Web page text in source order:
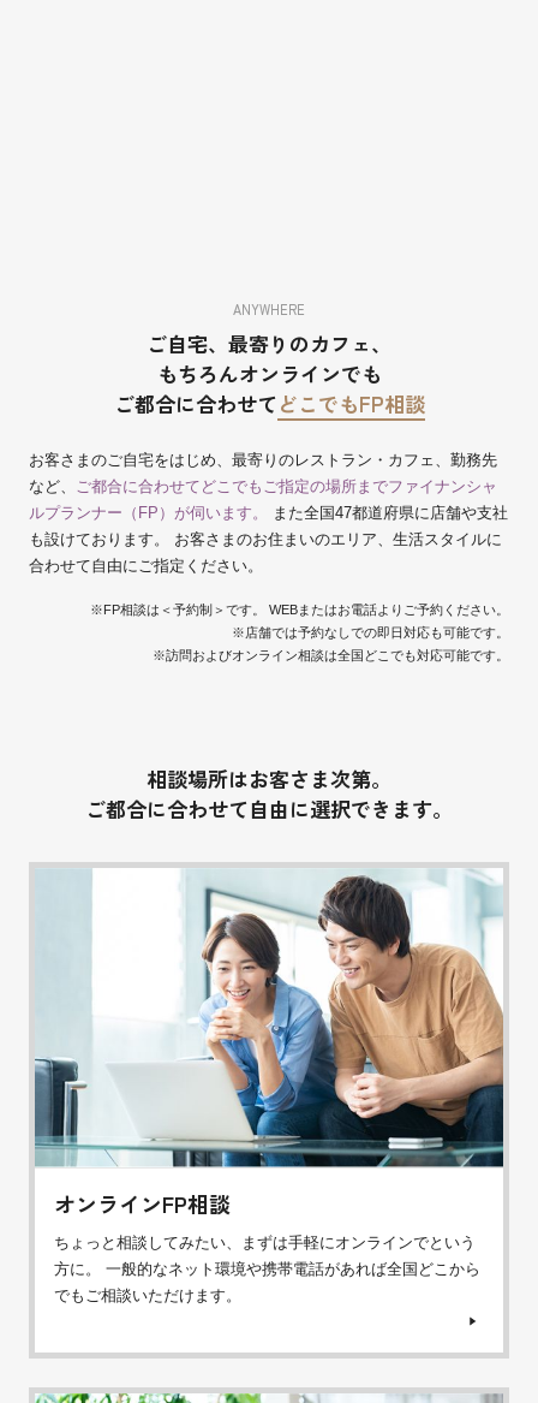
ANYWHERE
ご自宅、最寄りのカフェ、
もちろんオンラインでも
ご都合に合わせてどこでもFP相談
お客さまのご自宅をはじめ、最寄りのレストラン・カフェ、勤務先
など、 ご都合に合わせてどこでもご指定の場所までファイナンシャ
ルプランナー（FP）が伺います。
また全国47都道府県に店舗や支社
も設けております。 お客さまのお住まいのエリア、生活スタイルに
合わせて自由にご指定ください。
※FP相談は＜予約制＞です。 WEBまたはお電話よりご予約ください。
※店舗では予約なしでの即日対応も可能です。
※訪問およびオンライン相談は全国どこでも対応可能です。
相談場所はお客さま次第。
ご都合に合わせて自由に選択できます。
オンラインFP相談
ちょっと相談してみたい、まずは手軽にオンラインでという
方に。 一般的なネット環境や携帯電話があれば全国どこから
でもご相談いただけます。